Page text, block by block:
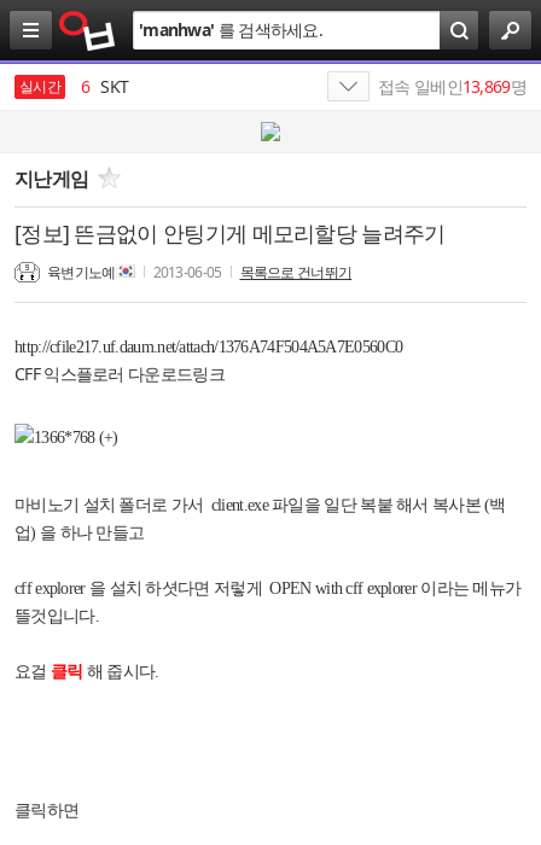
검
색
'manhwa' 를 검색하세요.
실시간
5 미시
6 SKT
8 SK네트웍스
9 김동술
10
SK텔레콤
1 19
접속 일베인13,869명
지난게임
[정보] 뜬금없이 안팅기게 메모리할당 늘려주기
육변기노예 2013-06-05 목록으로 건너뛰기
http://cfile217.uf.daum.net/attach/1376A74F504A5A7E0560C0
CFF 익스플로러 다운로드링크
마비노기 설치 폴더로 가서 client.exe 파일을 일단 복붙 해서 복사본 (백
업) 을 하나 만들고
cff explorer 을 설치 하셧다면 저렇게 OPEN with cff explorer 이라는 메뉴가
뜰것입니다.
요걸 클릭 해 줍시다.
클릭하면